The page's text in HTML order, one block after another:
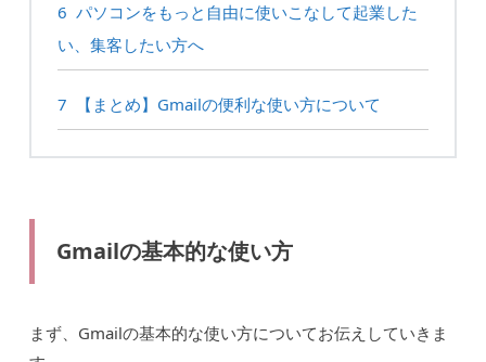
6 パソコンをもっと自由に使いこなして起業した
い、集客したい方へ
7 【まとめ】Gmailの便利な使い方について
Gmailの基本的な使い方
まず、Gmailの基本的な使い方についてお伝えしていきま